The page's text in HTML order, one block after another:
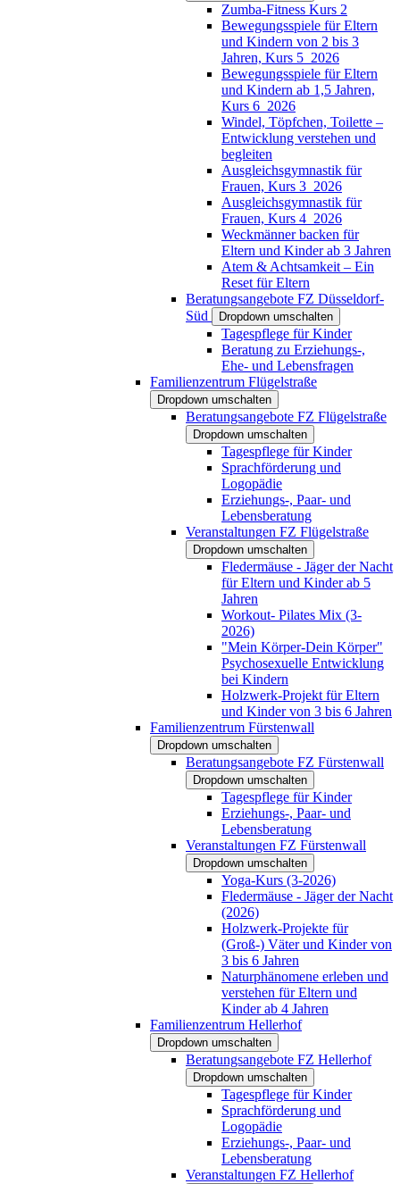
Zumba-Fitness Kurs 2
Bewegungsspiele für Eltern
und Kindern von 2 bis 3
Jahren, Kurs 5_2026
Bewegungsspiele für Eltern
und Kindern ab 1,5 Jahren,
Kurs 6_2026
Windel, Töpfchen, Toilette –
Entwicklung verstehen und
begleiten
Ausgleichsgymnastik für
Frauen, Kurs 3_2026
Ausgleichsgymnastik für
Frauen, Kurs 4_2026
Weckmänner backen für
Eltern und Kinder ab 3 Jahren
Atem & Achtsamkeit – Ein
Reset für Eltern
Beratungsangebote FZ Düsseldorf-
Süd
Dropdown umschalten
Tagespflege für Kinder
Beratung zu Erziehungs-,
Ehe- und Lebensfragen
Familienzentrum Flügelstraße
Dropdown umschalten
Beratungsangebote FZ Flügelstraße
Dropdown umschalten
Tagespflege für Kinder
Sprachförderung und
Logopädie
Erziehungs-, Paar- und
Lebensberatung
Veranstaltungen FZ Flügelstraße
Dropdown umschalten
Fledermäuse - Jäger der Nacht
für Eltern und Kinder ab 5
Jahren
Workout- Pilates Mix (3-
2026)
"Mein Körper-Dein Körper"
Psychosexuelle Entwicklung
bei Kindern
Holzwerk-Projekt für Eltern
und Kinder von 3 bis 6 Jahren
Familienzentrum Fürstenwall
Dropdown umschalten
Beratungsangebote FZ Fürstenwall
Dropdown umschalten
Tagespflege für Kinder
Erziehungs-, Paar- und
Lebensberatung
Veranstaltungen FZ Fürstenwall
Dropdown umschalten
Yoga-Kurs (3-2026)
Fledermäuse - Jäger der Nacht
(2026)
Holzwerk-Projekte für
(Groß-) Väter und Kinder von
3 bis 6 Jahren
Naturphänomene erleben und
verstehen für Eltern und
Kinder ab 4 Jahren
Familienzentrum Hellerhof
Dropdown umschalten
Beratungsangebote FZ Hellerhof
Dropdown umschalten
Tagespflege für Kinder
Sprachförderung und
Logopädie
Erziehungs-, Paar- und
Lebensberatung
Veranstaltungen FZ Hellerhof